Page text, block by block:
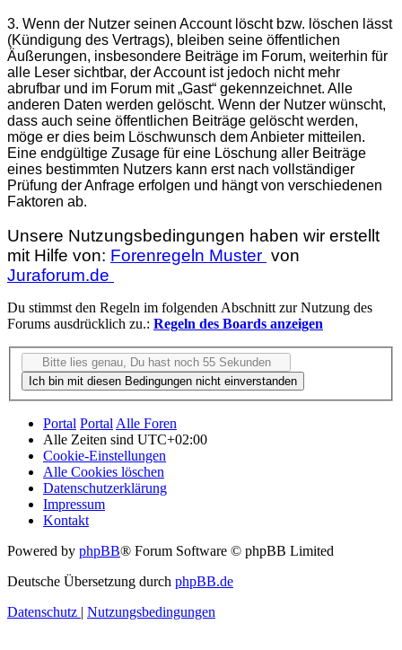
3. Wenn der Nutzer seinen Account löscht bzw. löschen lässt
(Kündigung des Vertrags), bleiben seine öffentlichen
Äußerungen, insbesondere Beiträge im Forum, weiterhin für
alle Leser sichtbar, der Account ist jedoch nicht mehr
abrufbar und im Forum mit „Gast“ gekennzeichnet. Alle
anderen Daten werden gelöscht. Wenn der Nutzer wünscht,
dass auch seine öffentlichen Beiträge gelöscht werden,
möge er dies beim Löschwunsch dem Anbieter mitteilen.
Eine endgültige Zusage für eine Löschung aller Beiträge
eines bestimmten Nutzers kann erst nach vollständiger
Prüfung der Anfrage erfolgen und hängt von verschiedenen
Faktoren ab.
Unsere Nutzungsbedingungen haben wir erstellt
mit Hilfe von: Forenregeln Muster von
Juraforum.de
Du stimmst den Regeln im folgenden Abschnitt zur Nutzung des
Forums ausdrücklich zu.: Regeln des Boards anzeigen
Portal PortalAlle Foren
Alle Zeiten sind UTC+02:00
Cookie-Einstellungen
Alle Cookies löschen
Datenschutzerklärung
Impressum
Kontakt
Powered by phpBB® Forum Software © phpBB Limited
Deutsche Übersetzung durch phpBB.de
Datenschutz
Nutzungsbedingungen